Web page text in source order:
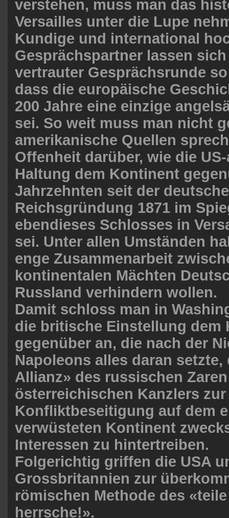
verstehen, muss man das
Versailles unter die Lupe
Kundige und international
Gesprächspartner lassen
vertrauter Gesprächsrunde
dass die europäische
200 Jahre eine einzige
sei. So weit muss man nicht
amerikanische Quellen
Offenheit darüber, wie die
Haltung dem Kontinent
Jahrzehnten seit der
Reichsgründung 1871 im
ebendieses Schlosses in
sei. Unter allen Umständen
enge Zusammenarbeit
kontinentalen Mächten
Russland verhindern wollen.
Damit schloss man in
die britische Einstellung dem
gegenüber an, die nach der
Napoleons alles daran setzte,
Allianz» des russischen
österreichischen Kanzlers
Konfliktbeseitigung auf dem
verwüsteten Kontinent
Interessen zu hintertreiben.
Folgerichtig griffen die USA
Grossbritannien zur
römischen Methode des
herrsche!».